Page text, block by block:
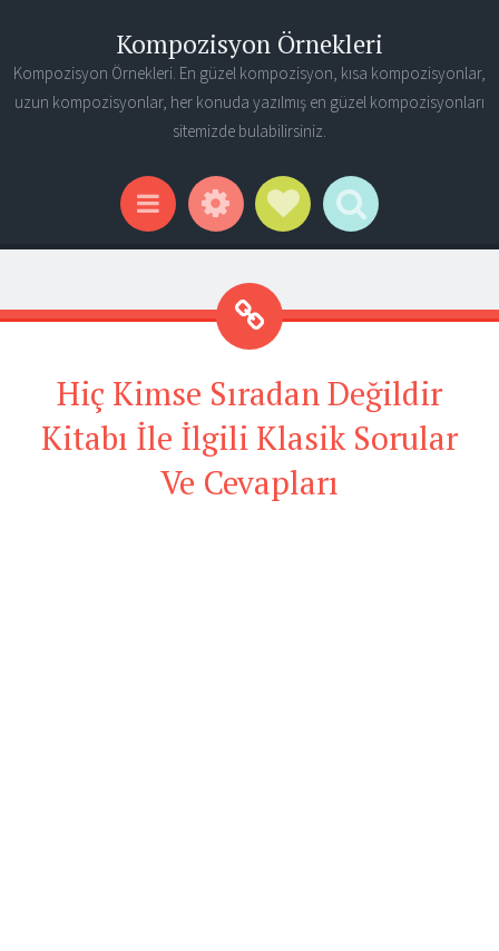
Kompozisyon Örnekleri
Kompozisyon Örnekleri. En güzel kompozisyon, kısa kompozisyonlar,
uzun kompozisyonlar, her konuda yazılmış en güzel kompozisyonları
sitemizde bulabilirsiniz.
Menu WidgetsSocial Links
Search
Hiç Kimse Sıradan Değildir
Kitabı İle İlgili Klasik Sorular
Ve Cevapları